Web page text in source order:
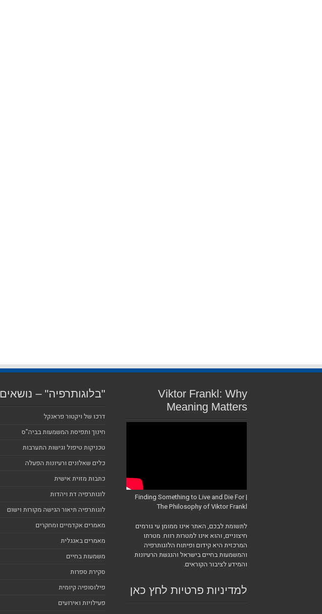
Viktor Frankl: Why
Meaning Matters
Finding Something to Live and Die For |
The Philosophy of Viktor Frankl
לתשומת לבכם, האתר אינו ממומן עי גורמים
חיצוניים, והוא אינו למטרות רווח. מטרתו
המרכזית היא קידום ופיתוח הלוגותרפיה
והמשמעות בחיים בישראל והנגשת הרעיונות
והמידע לציבור הקוראים.
למדיניות פרטיות לחץ כאן
"בלוגותרפיה" – נושאים
דרכו של ויקטור פראנקל
חינוך ותפיסת המשמעות בביה"ס
טכניקות טיפול וגישות התערבות
כלים שאלונים ורעיונות הפעלה
כתבות מזוית אישית
לוגותרפיה דת ויהדות
לוגותרפיה תיאור הגישה מקורות וישום
מאמרים אקדמיים ומחקרים
מאמרים באנגלית
משמעות בחיים
סקירת ספרות
פילוסופיה קיומית
פעילויות ואירועים